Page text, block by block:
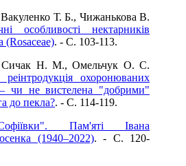
Т. Б., Чижанькова В.
особливості нектарників
(Rosaceae). - C. 103-113.
Н. М., Омельчук О. С.
реінтродукція охоронюваних
чи не вистелена "добрими"
до пекла?. - C. 114-119.
Пам'яті Івана
(1940–2022). - C. 120-